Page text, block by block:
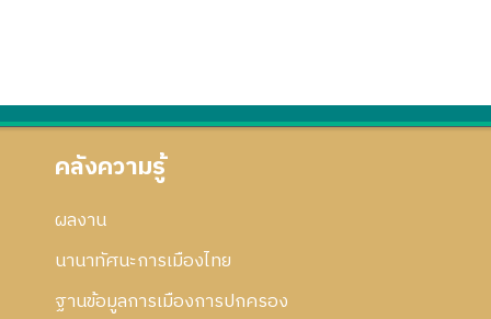
คลังความรู้
ผลงาน
นานาทัศนะการเมืองไทย
ฐานข้อมูลการเมืองการปกครอง